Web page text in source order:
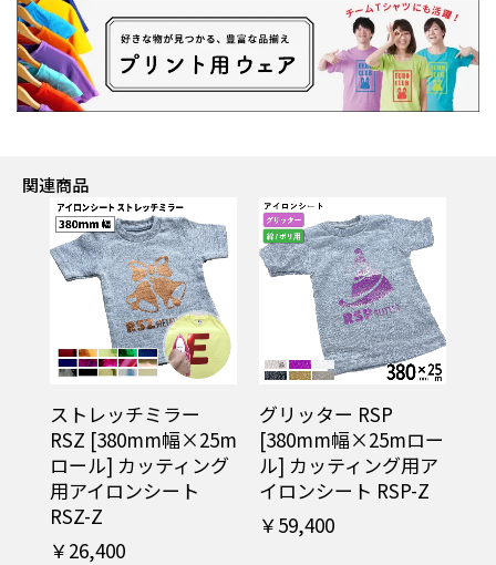
関連商品
ストレッチミラー
RSZ [380mm幅×25m
ロール] カッティング
用アイロンシート
RSZ-Z
￥26,400
グリッター RSP
[380mm幅×25mロー
ル] カッティング用ア
イロンシート RSP-Z
￥59,400